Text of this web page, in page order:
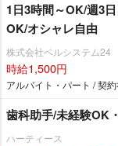
1日3時間～OK/週3
OK/オシャレ自由
株式会社ベルシステム24
時給1,500円
アルバイト・パート / 契
歯科助手/未経験OK
ハーティース